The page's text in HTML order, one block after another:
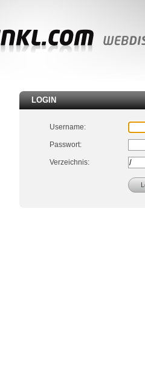
LOGIN
Username:
Passwort:
Verzeichnis: